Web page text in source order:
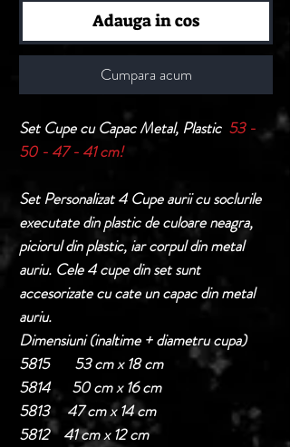
Adauga in cos
Cumpara acum
Set Cupe cu Capac Metal, Plastic 53 -
50 - 47 - 41 cm!
Set Personalizat 4 Cupe aurii cu soclurile
executate din plastic de culoare neagra,
piciorul din plastic, iar corpul din metal
auriu. Cele 4 cupe din set sunt
accesorizate cu cate un capac din metal
auriu.
Dimensiuni (inaltime + diametru cupa)
5815 53 cm x 18 cm
5814 50 cm x 16 cm
5813 47 cm x 14 cm
5812 41 cm x 12 cm